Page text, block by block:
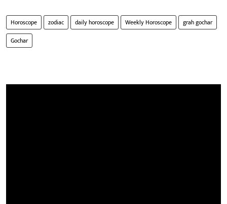
Horoscope zodiac daily horoscope Weekly Horoscope
grah gochar
Gochar